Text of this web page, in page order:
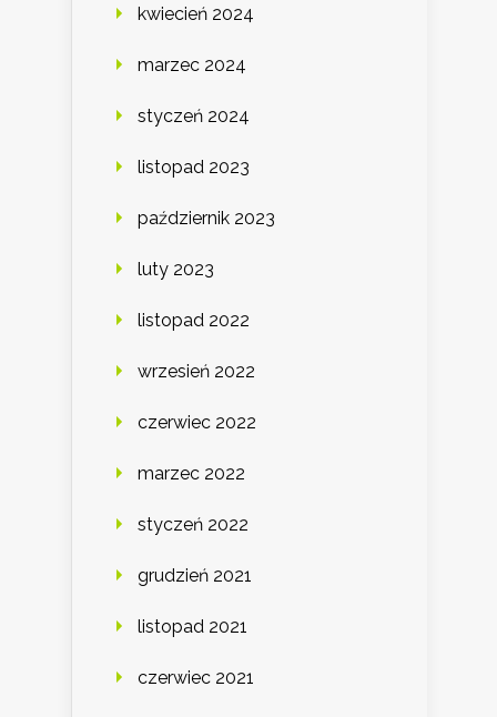
kwiecień 2024
marzec 2024
styczeń 2024
listopad 2023
październik 2023
luty 2023
listopad 2022
wrzesień 2022
czerwiec 2022
marzec 2022
styczeń 2022
grudzień 2021
listopad 2021
czerwiec 2021